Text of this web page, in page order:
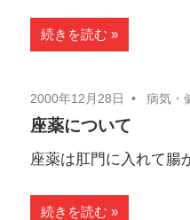
続きを読む
2000年12月28日 病気・
座薬について
座薬は肛門に入れて腸
続きを読む